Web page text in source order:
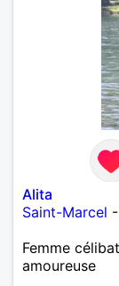
Alita
Saint-Marcel -
Femme
amoureuse